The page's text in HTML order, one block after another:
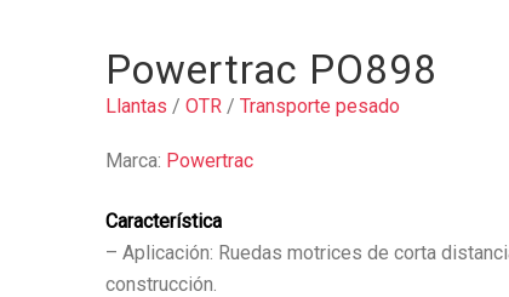
Powertrac PO898
Llantas / OTR / Transporte pesado
Marca: Powertrac
Característica
– Aplicación: Ruedas motrices de corta
construcción.